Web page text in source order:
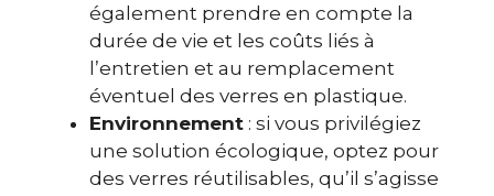
également prendre en compte la
durée de vie et les coûts liés à
l’entretien et au remplacement
éventuel des verres en plastique.
Environnement : si vous privilégiez
une solution écologique, optez pour
des verres réutilisables, qu’il s’agisse